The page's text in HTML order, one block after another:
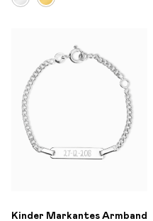
Kinder Markantes Armband